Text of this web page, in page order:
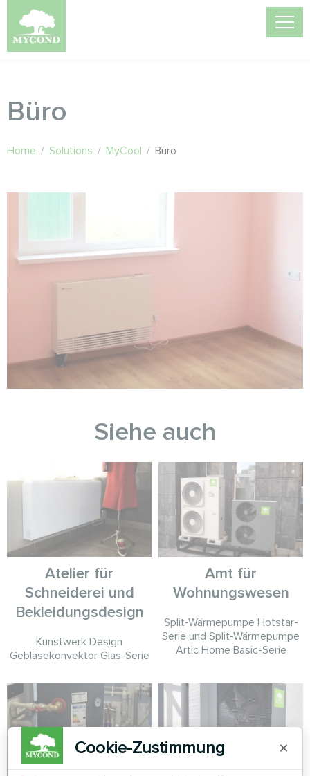
Büro
Home / Solutions / MyCool / Büro
Siehe auch
Atelier für
Schneiderei und
Bekleidungsdesign
Kunstwerk Design
Gebläsekonvektor Glas-Serie
Amt für
Wohnungswesen
Split-Wärmepumpe Hotstar-
Serie und Split-Wärmepumpe
Artic Home Basic-Serie
Cookie-Zustimmung ×